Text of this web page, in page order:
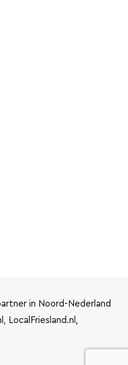
in Noord-Nederland
LocalFriesland.nl,